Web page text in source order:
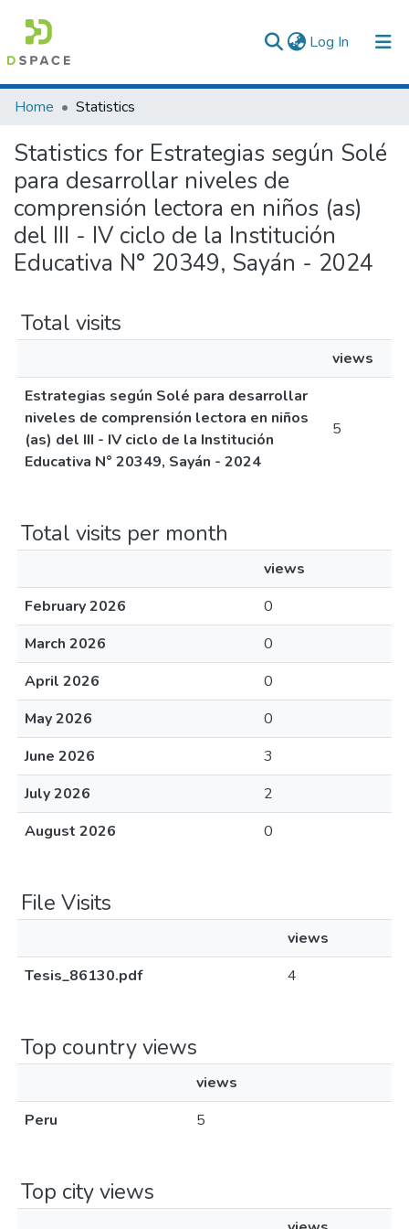
Log In (current)
Communities & Collections
All of DSpace
Home Statistics
Statistics for Estrategias según Solé
para desarrollar niveles de
comprensión lectora en niños (as)
del III - IV ciclo de la Institución
Educativa N° 20349, Sayán - 2024
Total visits
views
Estrategias según Solé para desarrollar
niveles de comprensión lectora en niños
(as) del III - IV ciclo de la Institución
Educativa N° 20349, Sayán - 2024
5
Total visits per month
views
February 2026
0
March 2026
0
April 2026
0
May 2026
0
June 2026
3
July 2026
2
August 2026
0
File Visits
views
Tesis_86130.pdf
4
Top country views
views
Peru
5
Top city views